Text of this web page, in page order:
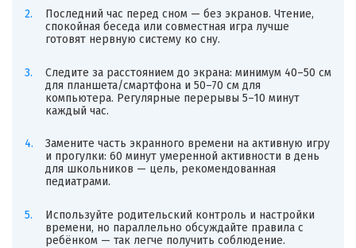
Последний час перед сном — без экранов. Чтение,
спокойная беседа или совместная игра лучше
готовят нервную систему ко сну.
Следите за расстоянием до экрана: минимум 40–50 см
для планшета/смартфона и 50–70 см для
компьютера. Регулярные перерывы 5–10 минут
каждый час.
Замените часть экранного времени на активную игру
и прогулки: 60 минут умеренной активности в день
для школьников — цель, рекомендованная
педиатрами.
Используйте родительский контроль и настройки
времени, но параллельно обсуждайте правила с
ребёнком — так легче получить соблюдение.